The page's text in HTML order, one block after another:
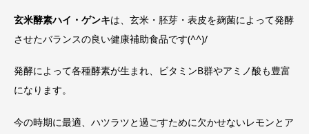
玄米酵素ハイ・ゲンキは、玄米・胚芽・表皮を麹菌によって発酵
させたバランスの良い健康補助食品です(^^)/
発酵によって各種酵素が生まれ、ビタミンB群やアミノ酸も豊富
になります。
今の時期に最適、ハツラツと過ごすために欠かせないレモンとア